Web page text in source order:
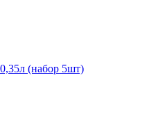
(набор 5шт)